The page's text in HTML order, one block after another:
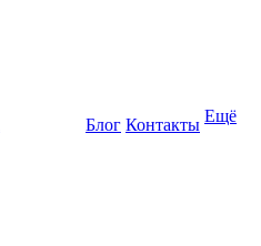
Блог Контакты Ещё